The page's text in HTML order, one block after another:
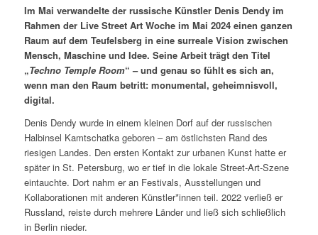
Im Mai verwandelte der russische Künstler Denis Dendy im
Rahmen der Live Street Art Woche im Mai 2024 einen ganzen
Raum auf dem Teufelsberg in eine surreale Vision zwischen
Mensch, Maschine und Idee. Seine Arbeit trägt den Titel
„Techno Temple Room“ – und genau so fühlt es sich an,
wenn man den Raum betritt: monumental, geheimnisvoll,
digital.
Denis Dendy wurde in einem kleinen Dorf auf der russischen
Halbinsel Kamtschatka geboren – am östlichsten Rand des
riesigen Landes. Den ersten Kontakt zur urbanen Kunst hatte er
später in St. Petersburg, wo er tief in die lokale Street-Art-Szene
eintauchte. Dort nahm er an Festivals, Ausstellungen und
Kollaborationen mit anderen Künstler*innen teil. 2022 verließ er
Russland, reiste durch mehrere Länder und ließ sich schließlich
in Berlin nieder.